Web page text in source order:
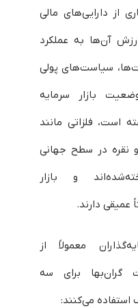
از دارایی‌های مالی
آن‌ها به عملکرد
سیاست‌های پولی
بازار سرمایه
است، فلزاتی مانند
نقره در سطح جهانی
و بازار
عمیقی دارند.
معمولاً از
گران‌بها برای سه
می‌کنند: